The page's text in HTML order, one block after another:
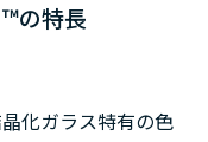
™の特長
化ガラス特有の色